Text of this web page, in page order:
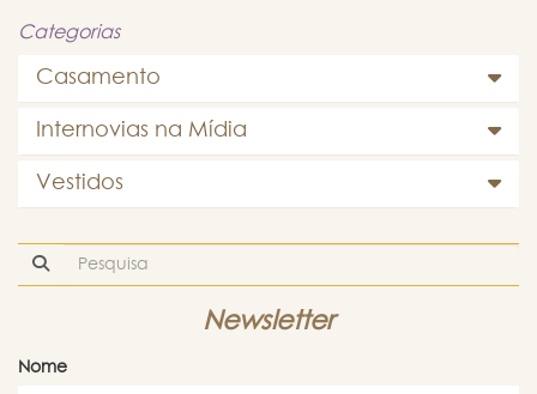
Categorias
Casamento
Internovias na Mídia
Vestidos
Newsletter
Nome